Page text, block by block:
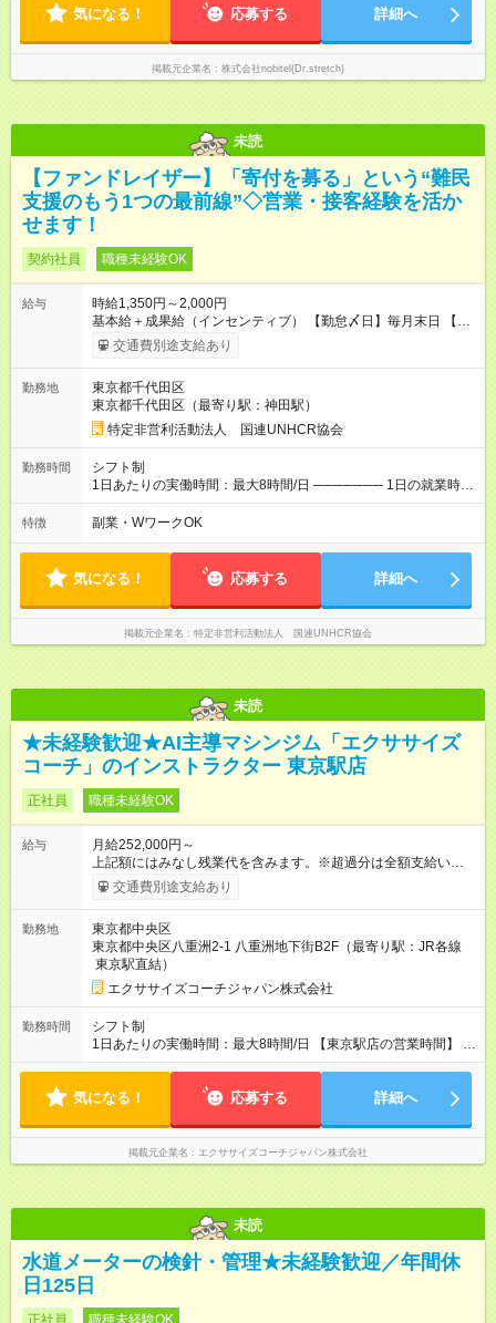
も立てやすいです。
気になる！ 応募する 詳細へ
掲載元企業名 株式会社nobitel(Dr.stretch)
未読
【ファンドレイザー】「寄付を募る」という“難民
支援のもう1つの最前線”◇営業・接客経験を活か
せます！
契約社員 職種未経験OK
給与
時給1,350円～2,000円
基本給＋成果給（インセンティブ） 【勤怠〆日】毎月末日 【給
与支払】翌月15日 ────── モデル月収 ────── 【週5日／月
22日勤務】 1年目:月収28.1万(時給1350円～) 2年目:月収35.0万
1350円～) 2年目:月収25.6万(時給1400円～) 【週3日／月12日勤
務】 1年目:月収15.5万(時給1350円～) 2年目:月収19.4万(時給
1400円～) ※上記は1日8時間換算、成果給を加算した目安金額 ◇
時間外手当 ◇通勤手当 ◇健康管理補助 ◇インフルエンザ予防接
種補助 ◇成果給（個人業績／月毎）​ ◇チームボーナス（チーム
業績／月毎） ◇チャレンジ昇給制度 ◇年次昇給制度 ◇昇格制度
給与は本採用時と同じです。 初回は1か月契約でトライアル期間
（給与・待遇に差異なし）
交通費別途支給あり
勤務地
東京都千代田区
東京都千代田区（最寄り駅：神田駅）
特定非営利活動法人 国連UNHCR協会
勤務時間
シフト制
1日あたりの実働時間：最大8時間/日 ─────── 1日の就業時間
─────── 8:00～21:00の間で1日実働8時間 ※活動場所により
開始・終了時刻は変動 ─────── 選べる働き方 ─────── ◎
えば… 日火木や火水金土日など ※勤務日には「土日のいずれ
か」or「土日両方」を含む
特徴 副業・WワークOK
気になる！ 応募する 詳細へ
掲載元企業名 特定非営利活動法人 国連UNHCR協会
未読
★未経験歓迎★AI主導マシンジム「エクササイズ
コーチ」のインストラクター 東京駅店
正社員 職種未経験OK
給与
月給252,000円～
上記額にはみなし残業代を含みます。※超過分は全額支給いたし
ます。 みなし残業代 19,000円／月 みなし残業時間 10時間／月
※経験・能力などを考慮の上、決定いたします。 記載している
【試用期間】試用期間あり 試用期間の長さ：3ヶ月 ※ 雇用形態
と給与に、本採用時と異なる部分があります。 雇用形態：本採
用時と同じです。 給与：月給 245,000円以上 上記額にはみなし
残業代を含みます。※超過分は全額支給いたします。 みなし残
業代 15,000円／月 みなし残業時間 7時間／月 ※経験・能力など
を考慮の上、決定いたします。 記載している月給にはみなし残
業代、等級、住宅手当が含まれています。
交通費別途支給あり
勤務地
東京都中央区
東京都中央区八重洲2-1 八重洲地下街B2F（最寄り駅：JR各線
東京駅直結）
エクササイズコーチジャパン株式会社
勤務時間
シフト制
1日あたりの実働時間：最大8時間/日 【東京駅店の営業時間】 平
日 10:00～21:30（最終受付21:00） 土日祝 9:00～20:00（最
気になる！ 応募する 詳細へ
掲載元企業名 エクササイズコーチジャパン株式会社
未読
水道メーターの検針・管理★未経験歓迎／年間休
日125日
正社員 職種未経験OK